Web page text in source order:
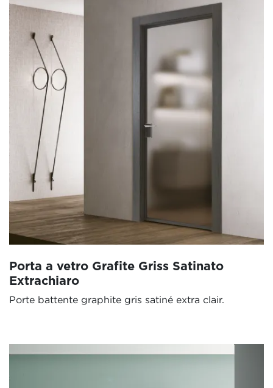
Porta a vetro Grafite Griss Satinato
Extrachiaro
Porte battente graphite gris satiné extra clair.